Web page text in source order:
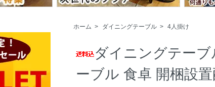
ホーム > ダイニングテーブル > 4人掛け
ダイニングテー
ーブル 食卓 開梱設